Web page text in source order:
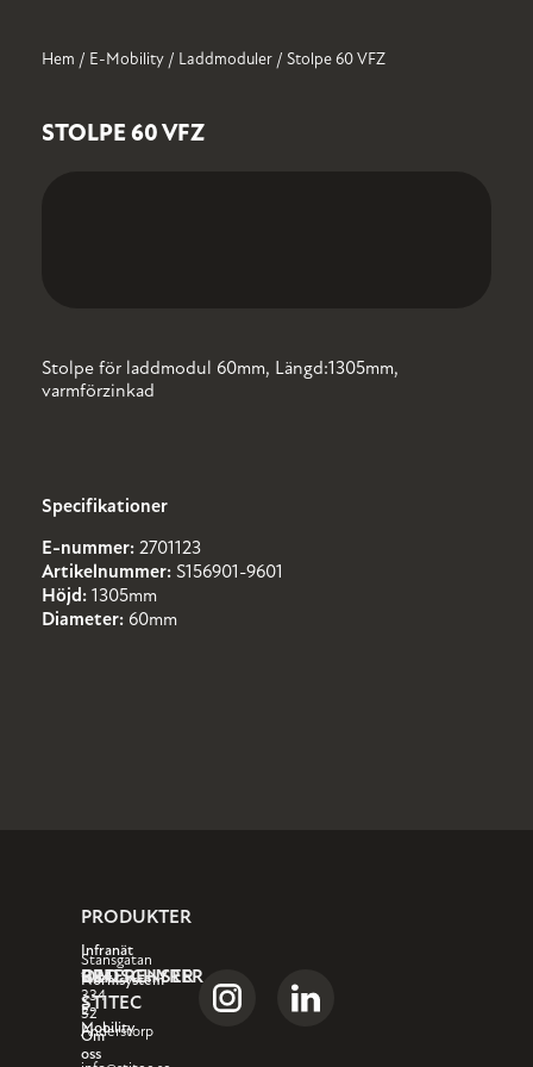
INFRANÄT NORMSYSTEM
E-
OM
HISTORIK LEDIGA
Hem / E-Mobility / Laddmoduler / Stolpe 60 VFZ
STOLPE 60 VFZ
Stolpe för laddmodul 60mm, Längd:1305mm,
varmförzinkad
Specifikationer
E-nummer: 2701123
Artikelnummer: S156901-9601
Höjd: 1305mm
Diameter: 60mm
Stansgatan
1
334
32
Anderstorp
PRODUKTER
Infranät
Normsystem
E-
Mobility
OM
STITEC
Om
oss
REFERENSER
BROSCHYRER